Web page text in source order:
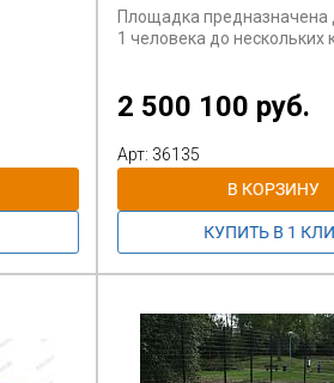
Площадка предназначена
1 человека до нескольких
2 500 100 руб.
Арт: 36135